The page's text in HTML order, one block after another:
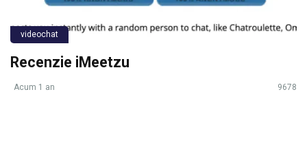
videochat
Recenzie iMeetzu
Acum 1 an 9678